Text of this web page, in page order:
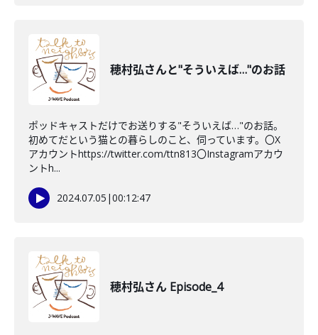
穂村弘さんと"そういえば…"のお話
ポッドキャストだけでお送りする"そういえば…"のお話。
初めてだという猫との暮らしのこと、伺っています。〇X
アカウントhttps://twitter.com/ttn813〇Instagramアカウ
ントh...
2024.07.05 |00:12:47
穂村弘さん Episode_4